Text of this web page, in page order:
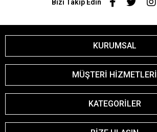
Bizi Takip Edin
KURUMSAL
MÜŞTERİ HİZMETLERİ
KATEGORİLER